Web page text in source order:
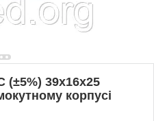
(±5%) 39x16x25
корпусі